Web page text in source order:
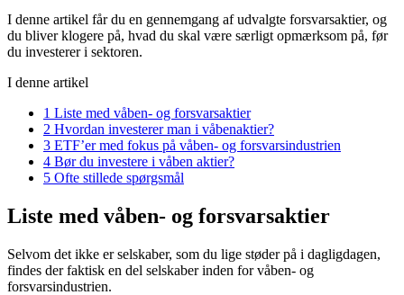
I denne artikel får du en gennemgang af udvalgte forsvarsaktier, og
du bliver klogere på, hvad du skal være særligt opmærksom på, før
du investerer i sektoren.
I denne artikel
1 Liste med våben- og forsvarsaktier
2 Hvordan investerer man i våbenaktier?
3 ETF’er med fokus på våben- og forsvarsindustrien
4 Bør du investere i våben aktier?
5 Ofte stillede spørgsmål
Liste med våben- og forsvarsaktier
Selvom det ikke er selskaber, som du lige støder på i dagligdagen,
findes der faktisk en del selskaber inden for våben- og
forsvarsindustrien.